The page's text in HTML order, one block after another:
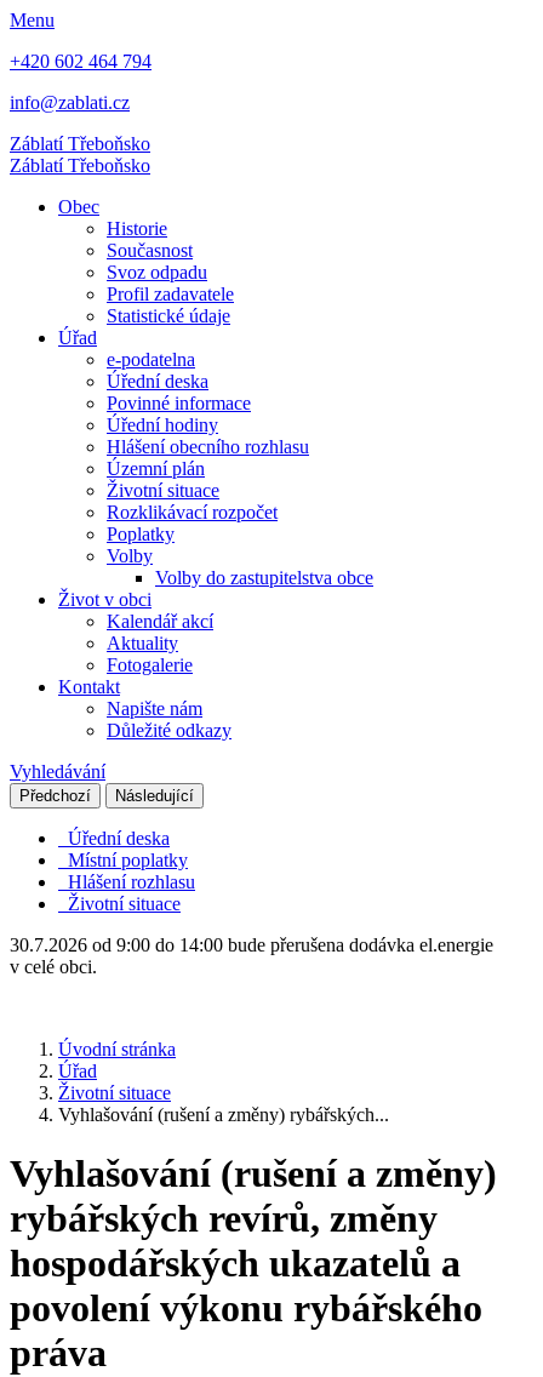
Menu
+420 602 464 794
info@zablati.cz
ZáblatíTřeboňsko
ZáblatíTřeboňsko
Obec
Historie
Současnost
Svoz odpadu
Profil zadavatele
Statistické údaje
Úřad
e-podatelna
Úřední deska
Povinné informace
Úřední hodiny
Hlášení obecního rozhlasu
Územní plán
Životní situace
Rozklikávací rozpočet
Poplatky
Volby
Volby do zastupitelstva obce
Život v obci
Kalendář akcí
Aktuality
Fotogalerie
Kontakt
Napište nám
Důležité odkazy
Vyhledávání
Předchozí Následující
Úřední deska
Místní poplatky
Hlášení rozhlasu
Životní situace
30.7.2026 od 9:00 do 14:00 bude přerušena dodávka el.energie
v celé obci.
Úvodní stránka
Úřad
Životní situace
Vyhlašování (rušení a změny) rybářských...
Vyhlašování (rušení a změny)
rybářských revírů, změny
hospodářských ukazatelů a
povolení výkonu rybářského
práva